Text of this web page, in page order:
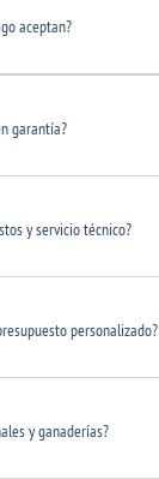
aceptan?
garantía?
y servicio técnico?
personalizado?
y ganaderías?